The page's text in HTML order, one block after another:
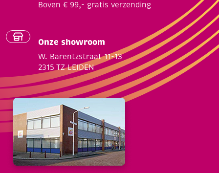
Boven € 99,- gratis verzending
Onze showroom
W. Barentzstraat 11-13
2315 TZ LEIDEN